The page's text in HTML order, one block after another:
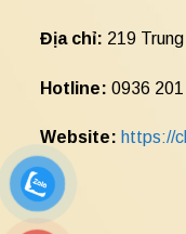
Địa chỉ: 219
Hotline: 0936
Website: https://